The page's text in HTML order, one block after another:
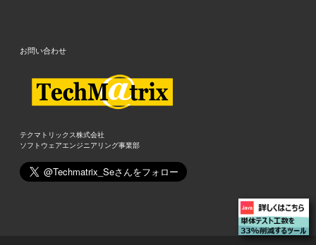
お問い合わせ
テクマトリックス株式会社
ソフトウェアエンジニアリング事業部